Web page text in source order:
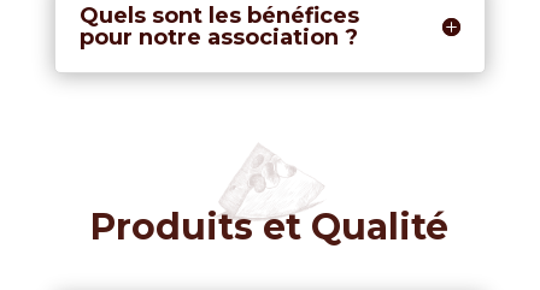
Quels sont les bénéfices
pour notre association ?
Produits et Qualité